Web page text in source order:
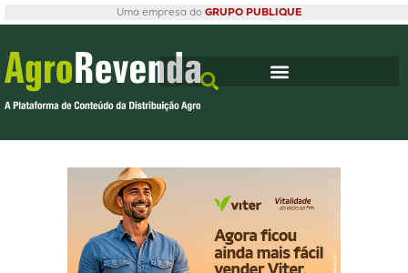
Uma empresa do GRUPO PUBLIQUE